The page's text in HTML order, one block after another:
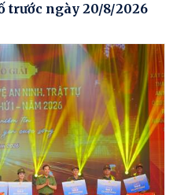
trước ngày 20/8/2026